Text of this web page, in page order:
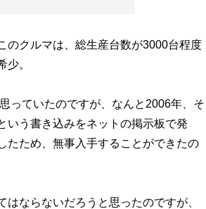
クルマは、総生産台数が3000台程度
。
っていたのですが、なんと2006年、そ
いう書き込みをネットの掲示板で発
たため、無事入手することができたの
ならないだろうと思ったのですが、